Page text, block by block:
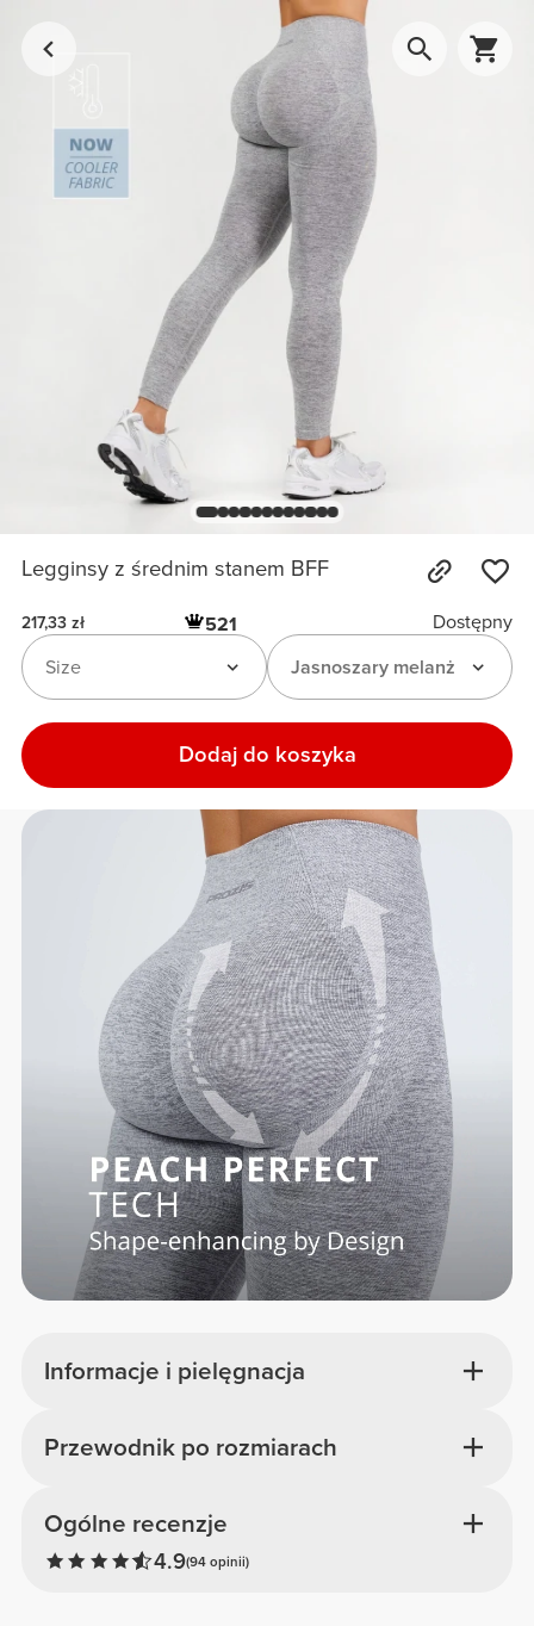
Legginsy z średnim stanem BFF
217,33 zł 521
Dostępny
Jasnoszary melanż
Size
Dodaj do koszyka
Informacje i pielęgnacja
Ogólne recenzje
4.9(94 opinii)
Przewodnik po rozmiarach